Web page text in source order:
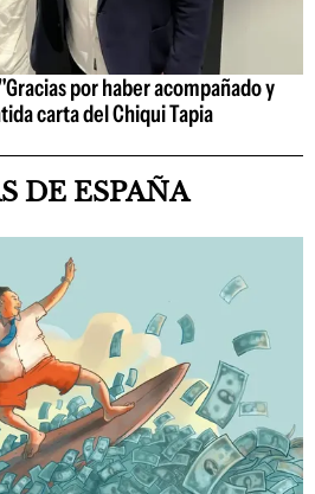
por haber acompañado y
carta del Chiqui Tapia
DE ESPAÑA